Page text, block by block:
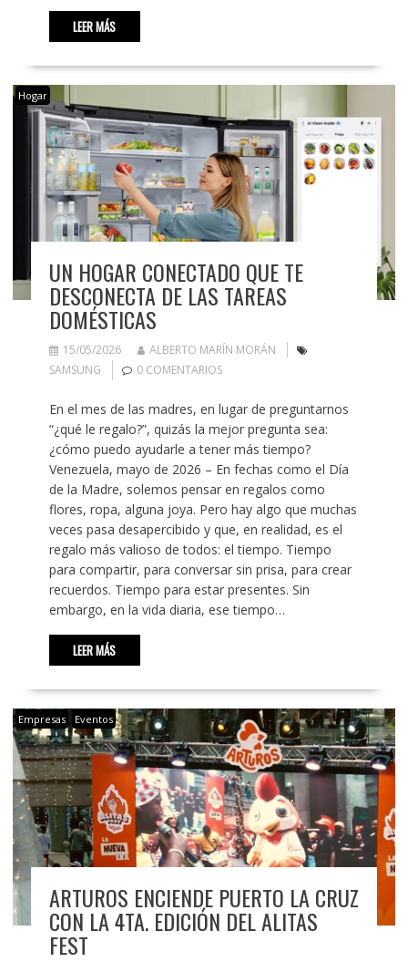
LEER MÁS
Hogar
UN HOGAR CONECTADO QUE TE
DESCONECTA DE LAS TAREAS
DOMÉSTICAS
15/05/2026
ALBERTO MARÍN MORÁN
SAMSUNG
0 COMENTARIOS
En el mes de las madres, en lugar de preguntarnos
“¿qué le regalo?”, quizás la mejor pregunta sea:
¿cómo puedo ayudarle a tener más tiempo?
Venezuela, mayo de 2026 – En fechas como el Día
de la Madre, solemos pensar en regalos como
flores, ropa, alguna joya. Pero hay algo que muchas
veces pasa desapercibido y que, en realidad, es el
regalo más valioso de todos: el tiempo. Tiempo
para compartir, para conversar sin prisa, para crear
recuerdos. Tiempo para estar presentes. Sin
embargo, en la vida diaria, ese tiempo…
LEER MÁS
Empresas Eventos
ARTUROS ENCIENDE PUERTO LA CRUZ
CON LA 4TA. EDICIÓN DEL ALITAS
FEST